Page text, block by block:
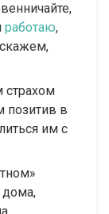
работаю,
страхом
позитив в
им с
дома,